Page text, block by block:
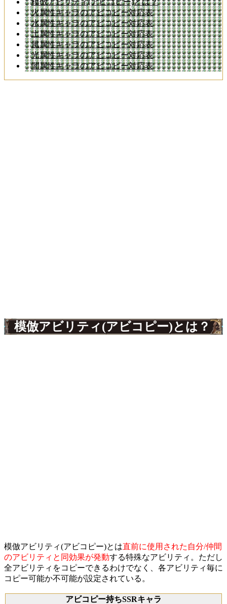
火属性キャラのアビコピー対応表
水属性キャラのアビコピー対応表
土属性キャラのアビコピー対応表
風属性キャラのアビコピー対応表
光属性キャラのアビコピー対応表
闇属性キャラのアビコピー対応表
模倣アビリティ(アビコピー)とは？
模倣アビリティ(アビコピー)とは直前に使用された自分/仲間
のアビリティと同効果が発動する特殊なアビリティ。ただし
全アビリティをコピーできるわけでなく、各アビリティ毎に
コピー可能か不可能が設定されている。
アビコピー持ちSSRキャラ